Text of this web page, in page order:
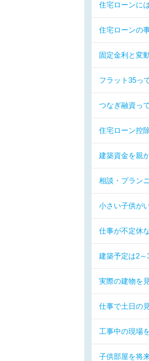
住宅ローンに
住宅ローンの
固定金利と変
フラット35っ
つなぎ融資っ
住宅ローン控
建築資金を親
相談・プラン
小さい子供が
仕事が不定休
建築予定は2
実際の建物を
仕事で土日の
工事中の現場
子供部屋を将